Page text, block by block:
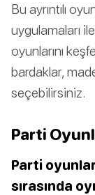
Bu ayrıntılı
uygulamaları
oyunlarını
bardaklar,
seçebilirsiniz.
Parti
Parti
sırasında